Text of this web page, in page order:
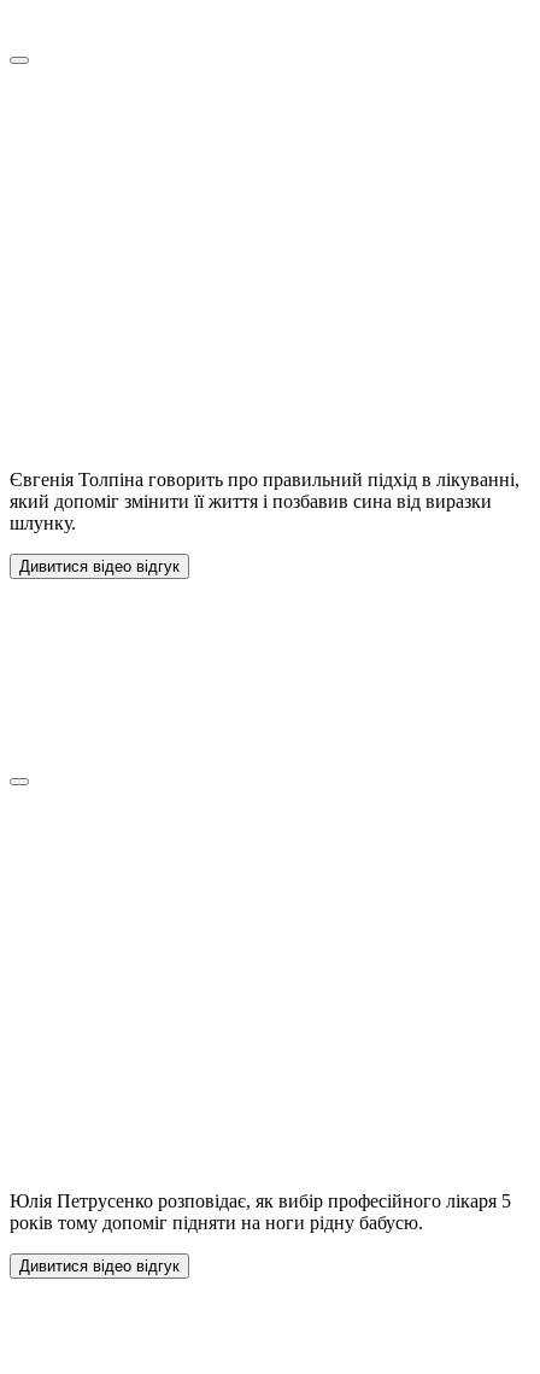
Євгенія Толпіна говорить про правильний підхід в лікуванні,
який допоміг змінити її життя і позбавив сина від виразки
шлунку.
Дивитися відео відгук
Юлія Петрусенко розповідає, як вибір професійного лікаря 5
років тому допоміг підняти на ноги рідну бабусю.
Дивитися відео відгук